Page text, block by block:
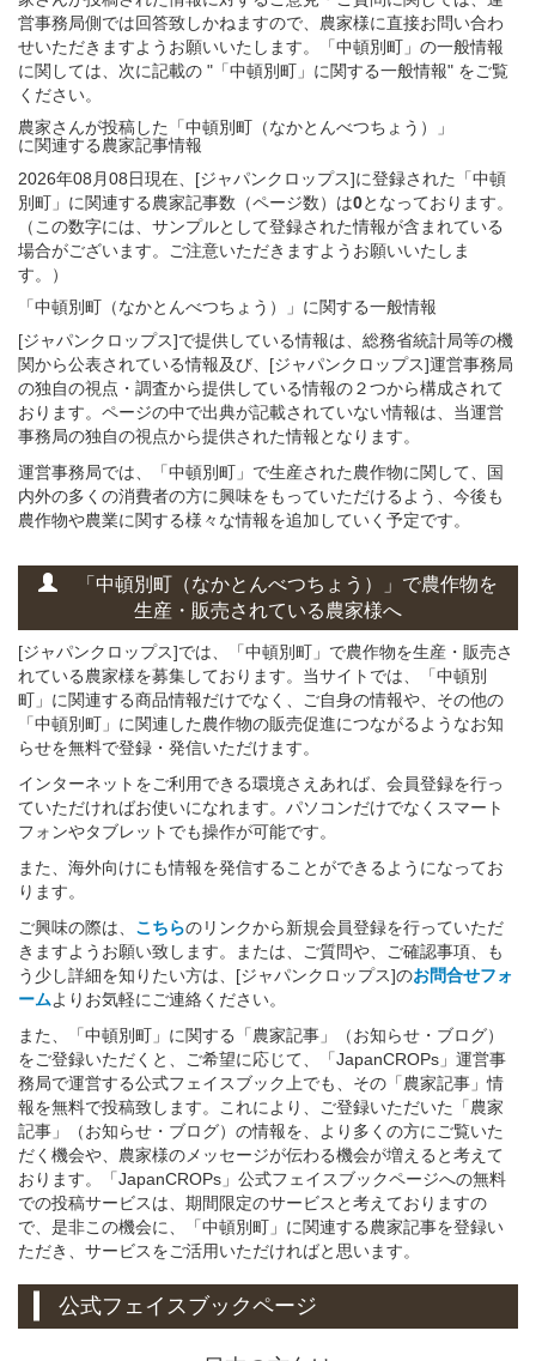
営事務局側では回答致しかねますので、農家様に直接お問い合わ
せいただきますようお願いいたします。「中頓別町」の一般情報
に関しては、次に記載の "「中頓別町」に関する一般情報" をご覧
ください。
農家さんが投稿した「中頓別町（なかとんべつちょう）」
に関連する農家記事情報
2026年08月08日現在、[ジャパンクロップス]に登録された「中頓
別町」に関連する農家記事数（ページ数）は0となっております。
（この数字には、サンプルとして登録された情報が含まれている
場合がございます。ご注意いただきますようお願いいたしま
す。）
「中頓別町（なかとんべつちょう）」 に関する一般情報
[ジャパンクロップス]で提供している情報は、総務省統計局等の機
関から公表されている情報及び、[ジャパンクロップス]運営事務局
の独自の視点・調査から提供している情報の２つから構成されて
おります。ページの中で出典が記載されていない情報は、当運営
事務局の独自の視点から提供された情報となります。
運営事務局では、「中頓別町」で生産された農作物に関して、国
内外の多くの消費者の方に興味をもっていただけるよう、今後も
農作物や農業に関する様々な情報を追加していく予定です。
「中頓別町（なかとんべつちょう）」 で農作物を
生産・販売されている農家様へ
[ジャパンクロップス]では、「中頓別町」で農作物を生産・販売さ
れている農家様を募集しております。当サイトでは、「中頓別
町」に関連する商品情報だけでなく、ご自身の情報や、その他の
「中頓別町」に関連した農作物の販売促進につながるようなお知
らせを無料で登録・発信いただけます。
インターネットをご利用できる環境さえあれば、会員登録を行っ
ていただければお使いになれます。パソコンだけでなくスマート
フォンやタブレットでも操作が可能です。
また、海外向けにも情報を発信することができるようになってお
ります。
ご興味の際は、 こちらのリンクから新規会員登録を行っていただ
きますようお願い致します。または、ご質問や、ご確認事項、も
う少し詳細を知りたい方は、[ジャパンクロップス]のお問合せフォ
ームよりお気軽にご連絡ください。
また、「中頓別町」に関する「農家記事」（お知らせ・ブログ）
をご登録いただくと、ご希望に応じて、「JapanCROPs」運営事
務局で運営する公式フェイスブック上でも、その「農家記事」情
報を無料で投稿致します。これにより、ご登録いただいた「農家
記事」（お知らせ・ブログ）の情報を、より多くの方にご覧いた
だく機会や、農家様のメッセージが伝わる機会が増えると考えて
おります。「JapanCROPs」公式フェイスブックページへの無料
での投稿サービスは、期間限定のサービスと考えておりますの
で、是非この機会に、「中頓別町」に関連する農家記事を登録い
ただき、サービスをご活用いただければと思います。
公式フェイスブックページ